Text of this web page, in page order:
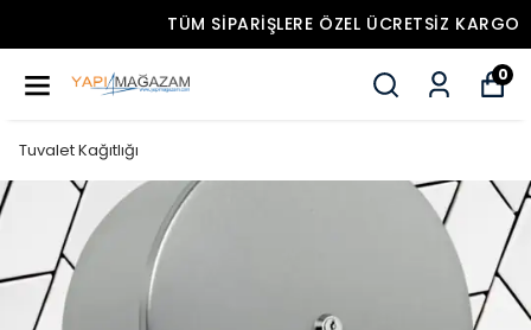
TÜM SIPARIŞLERE ÖZEL ÜCRETSIZ KARGO
0
Tuvalet Kağıtlığı